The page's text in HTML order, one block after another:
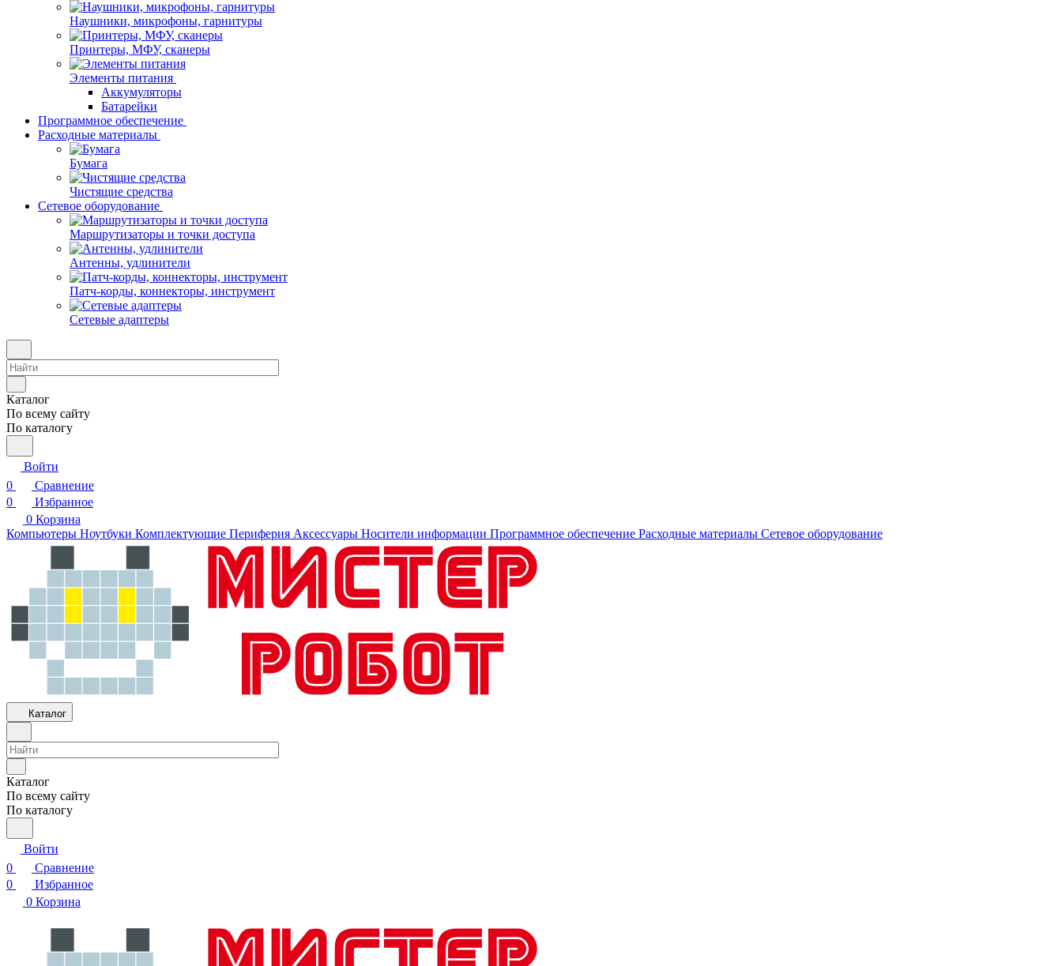
Наушники, микрофоны, гарнитуры
Принтеры, МФУ, сканеры
Элементы питания
Аккумуляторы
Батарейки
Программное обеспечение
Расходные материалы
Бумага
Чистящие средства
Сетевое оборудование
Маршрутизаторы и точки доступа
Антенны, удлинители
Патч-корды, коннекторы, инструмент
Сетевые адаптеры
Каталог
По всему сайту
По каталогу
Войти
0
Сравнение
0
Избранное
0 Корзина
Компьютеры Ноутбуки Комплектующие Периферия Аксессуары Носители информации Программное обеспечение Расходные материалы Сетевое оборудование
Каталог
Каталог
По всему сайту
По каталогу
Войти
0
Сравнение
0
Избранное
0 Корзина